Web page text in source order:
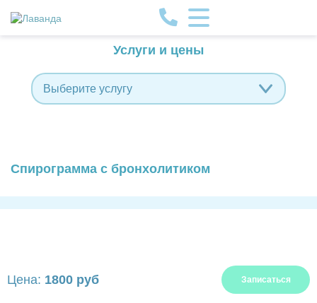
Услуги и цены
Выберите услугу
Спирограмма с бронхолитиком
Цена: 1800 руб Записаться